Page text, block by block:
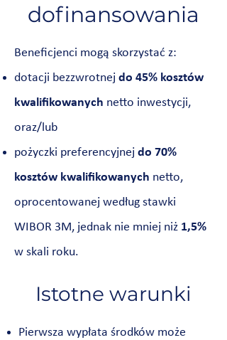
dofinansowania
Beneficjenci mogą skorzystać z:
dotacji bezzwrotnej do 45% kosztów
kwalifikowanych netto inwestycji,
oraz/lub
pożyczki preferencyjnej do 70%
kosztów kwalifikowanych netto,
oprocentowanej według stawki
WIBOR 3M, jednak nie mniej niż 1,5%
w skali roku.
Istotne warunki
Pierwsza wypłata środków może